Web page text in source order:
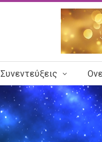
Συνεντεύξεις